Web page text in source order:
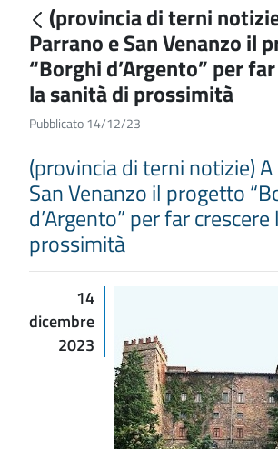
(provincia di terni
Parrano e San Venanzo il
“Borghi d’Argento” per
la sanità di prossimità
Pubblicato 14/12/23
(provincia di terni notizie)
San Venanzo il progetto
d’Argento” per far
prossimità
14
dicembre
2023